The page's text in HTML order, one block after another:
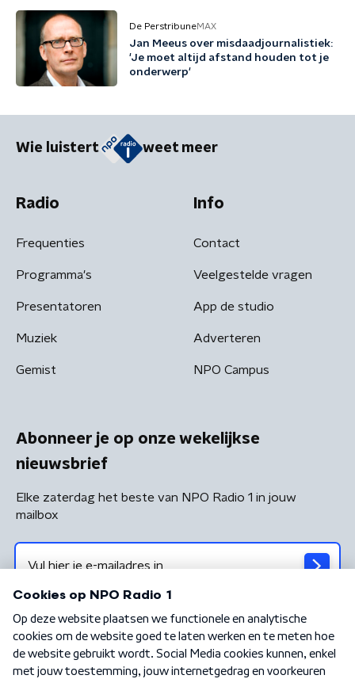
De PerstribuneMAX
Jan Meeus over misdaadjournalistiek:
'Je moet altijd afstand houden tot je
onderwerp'
Wie luistert weet meer
Radio
Frequenties
Programma's
Presentatoren
Muziek
Gemist
Info
Contact
Veelgestelde vragen
App de studio
Adverteren
NPO Campus
Abonneer je op onze wekelijkse
nieuwsbrief
Elke zaterdag het beste van NPO Radio 1 in jouw
mailbox
Algemene voorwaarden